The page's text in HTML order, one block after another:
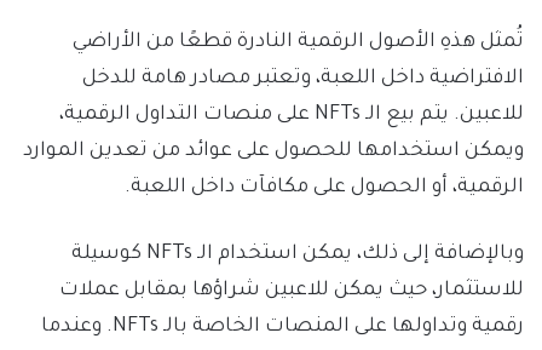
تُمثل هذهِ الأصول الرقمية النادرة قطعًا من الأراضي
الافتراضية داخل اللعبة، وتعتبر مصادر هامة للدخل
للاعبين. يتم بيع الـ NFTs على منصات التداول الرقمية،
ويمكن استخدامها للحصول على عوائد من تعدين الموارد
الرقمية، أو الحصول على مكافآت داخل اللعبة.
وبالإضافة إلى ذلك، يمكن استخدام الـ NFTs كوسيلة
للاستثمار، حيث يمكن للاعبين شراؤها بمقابل عملات
رقمية وتداولها على المنصات الخاصة بالـ NFTs. وعندما